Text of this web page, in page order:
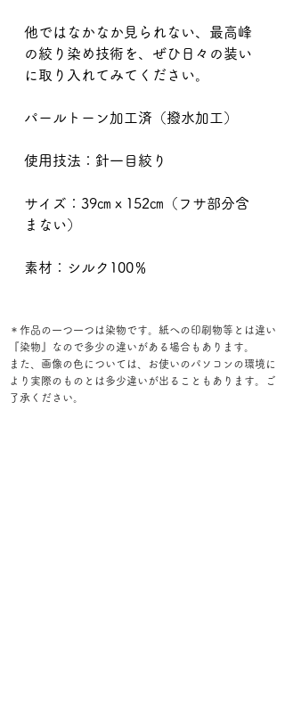
他ではなかなか見られない、最高峰
の絞り染め技術を、ぜひ日々の装い
に取り入れてみてください。
パールトーン加工済（撥水加工）
使用技法：針一目絞り
サイズ：39㎝ｘ152㎝（フサ部分含
まない）
素材：シルク100％
＊作品の一つ一つは染物です。紙への印刷物等とは違い
『染物』なので多少の違いがある場合もあります。
また、画像の色については、お使いのパソコンの環境に
より実際のものとは多少違いが出ることもあります。ご
了承ください。